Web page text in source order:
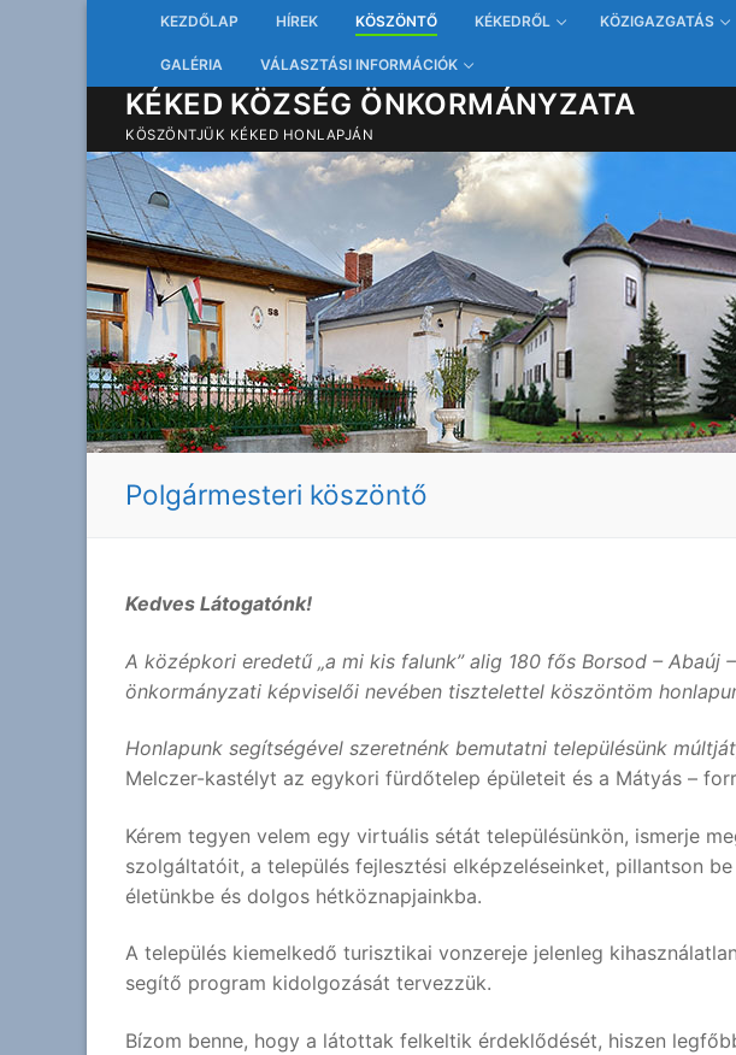
tartalomra
KEZDŐLAP HÍREK KÖSZÖNTŐ KÉKEDRŐL KÖZIGAZGATÁS
GALÉRIA VÁLASZTÁSI INFORMÁCIÓK
KÉKED KÖZSÉG ÖNKORMÁNYZATA
KÖSZÖNTJÜK KÉKED HONLAPJÁN
Polgármesteri köszöntő
Kedves Látogatónk!
A középkori eredetű „a mi kis falunk” alig 180 fős Borsod – Abaúj
önkormányzati képviselői nevében tisztelettel köszöntöm
Honlapunk segítségével szeretnénk bemutatni településünk
Melczer-kastélyt az egykori fürdőtelep épületeit és a Mátyás –
Kérem tegyen velem egy virtuális sétát településünkön, ismerje
szolgáltatóit, a település fejlesztési elképzeléseinket, pillantson
életünkbe és dolgos hétköznapjainkba.
A település kiemelkedő turisztikai vonzereje jelenleg
segítő program kidolgozását tervezzük.
Bízom benne, hogy a látottak felkeltik érdeklődését, hiszen